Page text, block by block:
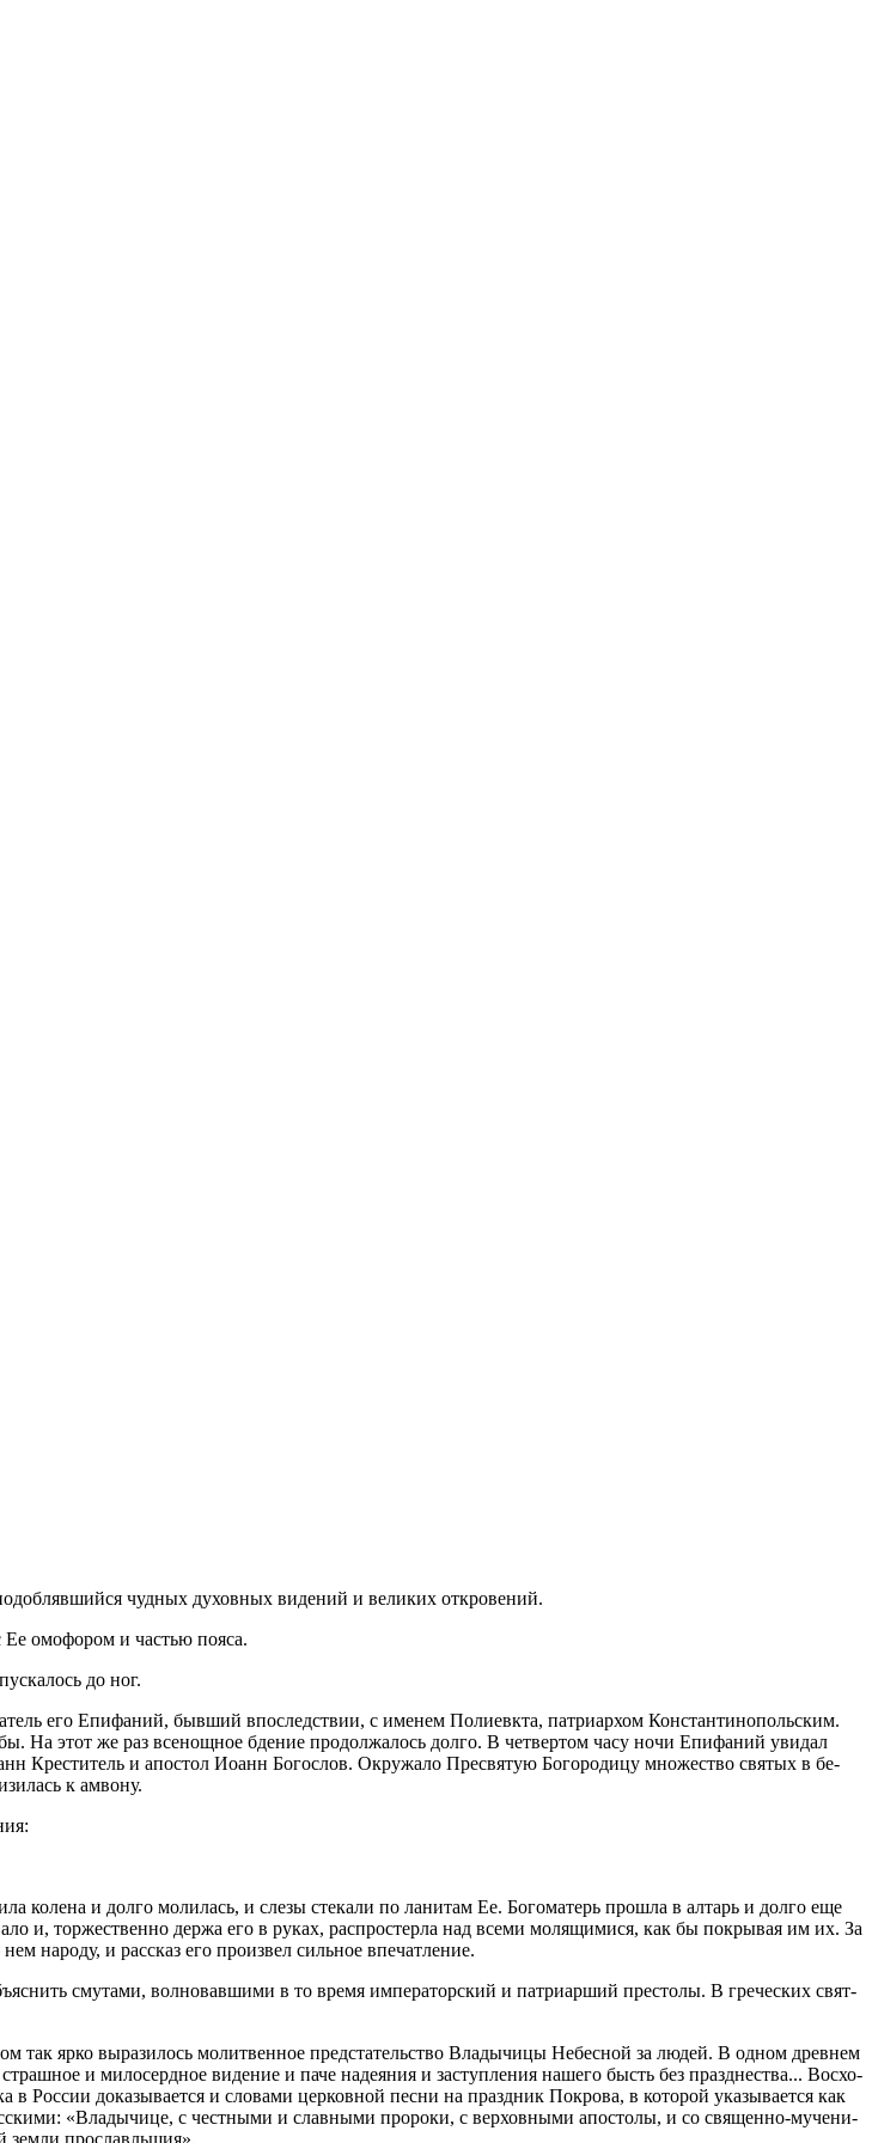
чуд­ных ду­хов­ных ви­де­ний и ве­ли­ких от­кро­ве­ний.
омо­фо­ром и ча­стью по­я­са.
до ног.
его Епи­фа­ний, быв­ший впо­след­ствии, с име­нем По­ли­евк­та, пат­ри­ар­хом Кон­стан­ти­но­поль­ским.
На этот же раз все­нощ­ное бде­ние про­дол­жа­лось дол­го. В чет­вер­том ча­су но­чи Епи­фа­ний уви­дал
Кре­сти­тель и апо­стол Иоанн Бо­го­слов. Окру­жа­ло Пре­свя­тую Бо­го­ро­ди­цу мно­же­ство свя­тых в бе­
к ам­во­ну.
и дол­го мо­ли­лась, и сле­зы сте­ка­ли по ла­ни­там Ее. Бо­го­ма­терь про­шла в ал­тарь и дол­го еще
и, тор­же­ствен­но дер­жа его в ру­ках, рас­про­стер­ла над все­ми мо­ля­щи­ми­ся, как бы по­кры­вая им их. За
на­ро­ду, и рас­сказ его про­из­вел силь­ное впе­чат­ле­ние.
сму­та­ми, вол­но­вав­ши­ми в то вре­мя им­пе­ра­тор­ский и пат­ри­ар­ший пре­сто­лы. В гре­че­ских свят­
так яр­ко вы­ра­зи­лось мо­лит­вен­ное пред­ста­тель­ство Вла­ды­чи­цы Небес­ной за лю­дей. В од­ном древ­нем
и ми­ло­серд­ное ви­де­ние и па­че на­де­я­ния и за­ступ­ле­ния на­ше­го бысть без празд­не­ства... Вос­хо­
в Рос­сии до­ка­зы­ва­ет­ся и сло­ва­ми цер­ков­ной пес­ни на празд­ник По­кро­ва, в ко­то­рой ука­зы­ва­ет­ся как
«Вла­ды­чи­це, с чест­ны­ми и слав­ны­ми про­ро­ки, с вер­хов­ны­ми апо­сто­лы, и со свя­щен­но-му­че­ни­
зем­ли про­слав­ль­шия».